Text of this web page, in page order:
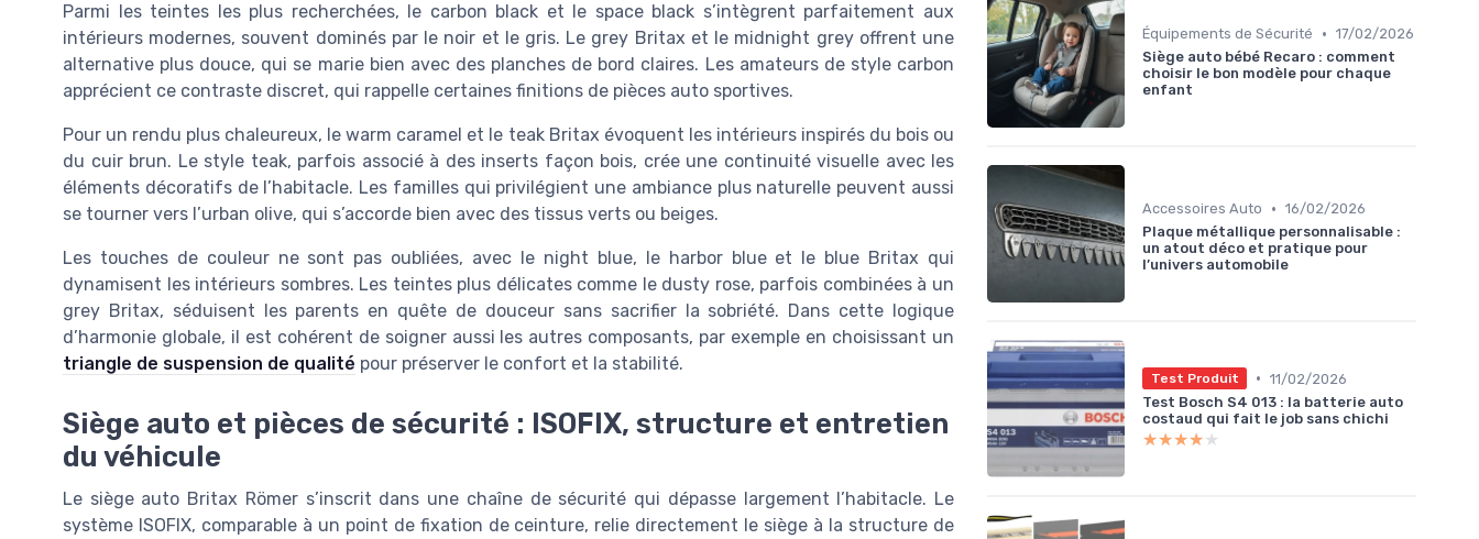
Parmi les teintes les plus recherchées, le carbon black et le space black s’intègrent parfaitement aux
intérieurs modernes, souvent dominés par le noir et le gris. Le grey Britax et le midnight grey offrent une
alternative plus douce, qui se marie bien avec des planches de bord claires. Les amateurs de style carbon
apprécient ce contraste discret, qui rappelle certaines finitions de pièces auto sportives.
Pour un rendu plus chaleureux, le warm caramel et le teak Britax évoquent les intérieurs inspirés du bois ou
du cuir brun. Le style teak, parfois associé à des inserts façon bois, crée une continuité visuelle avec les
éléments décoratifs de l’habitacle. Les familles qui privilégient une ambiance plus naturelle peuvent aussi
se tourner vers l’urban olive, qui s’accorde bien avec des tissus verts ou beiges.
Les touches de couleur ne sont pas oubliées, avec le night blue, le harbor blue et le blue Britax qui
dynamisent les intérieurs sombres. Les teintes plus délicates comme le dusty rose, parfois combinées à un
grey Britax, séduisent les parents en quête de douceur sans sacrifier la sobriété. Dans cette logique
d’harmonie globale, il est cohérent de soigner aussi les autres composants, par exemple en choisissant un
triangle de suspension de qualité pour préserver le confort et la stabilité.
Siège auto et pièces de sécurité : ISOFIX, structure et entretien
du véhicule
Le siège auto Britax Römer s’inscrit dans une chaîne de sécurité qui dépasse largement l’habitacle. Le
système ISOFIX, comparable à un point de fixation de ceinture, relie directement le siège à la structure de
Équipements de Sécurité • 17/02/2026
Siège auto bébé Recaro : comment
choisir le bon modèle pour chaque
enfant
Accessoires Auto • 16/02/2026
Plaque métallique personnalisable :
un atout déco et pratique pour
l’univers automobile
Test Produit • 11/02/2026
Test Bosch S4 013 : la batterie auto
costaud qui fait le job sans chichi
★★★★★
★★★★★